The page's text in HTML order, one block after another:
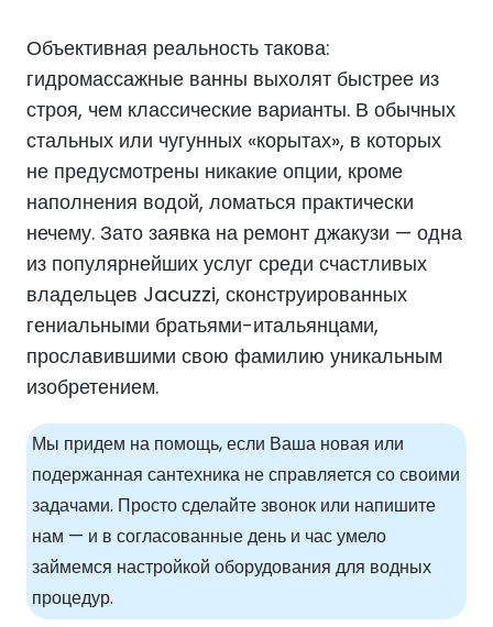
Объективная реальность такова:
гидромассажные ванны выхолят быстрее из
строя, чем классические варианты. В обычных
стальных или чугунных «корытах», в которых
не предусмотрены никакие опции, кроме
наполнения водой, ломаться практически
нечему. Зато заявка на ремонт джакузи — одна
из популярнейших услуг среди счастливых
владельцев Jacuzzi, сконструированных
гениальными братьями-итальянцами,
прославившими свою фамилию уникальным
изобретением.
Мы придем на помощь, если Ваша новая или
подержанная сантехника не справляется со своими
задачами. Просто сделайте звонок или напишите
нам — и в согласованные день и час умело
займемся настройкой оборудования для водных
процедур.